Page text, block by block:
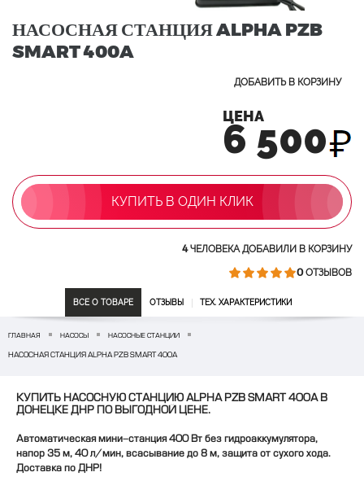
НАСОСНАЯ СТАНЦИЯ ALPHA PZB
SMART 400A
ДОБАВИТЬ В КОРЗИНУ
ЦЕНА
6 500
КУПИТЬ В ОДИН КЛИК
ВСЕ О ТОВАРЕ ОТЗЫВЫ ТЕХ. ХАРАКТЕРИСТИКИ
4ЧЕЛОВЕКА ДОБАВИЛИ В КОРЗИНУ
0ОТЗЫВОВ
ГЛАВНАЯ НАСОСЫ НАСОСНЫЕ СТАНЦИИ
НАСОСНАЯ СТАНЦИЯ ALPHA PZB SMART 400A
КУПИТЬ НАСОСНУЮ СТАНЦИЮ ALPHA PZB SMART 400A В
ДОНЕЦКЕ ДНР ПО ВЫГОДНОЙ ЦЕНЕ.
Автоматическая мини-станция 400 Вт без гидроаккумулятора,
напор 35 м, 40 л/мин, всасывание до 8 м, защита от сухого хода.
Доставка по ДНР!